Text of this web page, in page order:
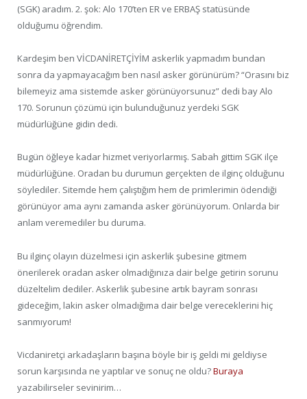
(SGK) aradım. 2. şok: Alo 170’ten ER ve ERBAŞ statüsünde
olduğumu öğrendim.
Kardeşim ben VİCDANİRETÇİYİM askerlik yapmadım bundan
sonra da yapmayacağım ben nasıl asker görünürüm? “Orasını biz
bilemeyiz ama sistemde asker görünüyorsunuz” dedi bay Alo
170. Sorunun çözümü için bulunduğunuz yerdeki SGK
müdürlüğüne gidin dedi.
Bugün öğleye kadar hizmet veriyorlarmış. Sabah gittim SGK ilçe
müdürlüğüne. Oradan bu durumun gerçekten de ilginç olduğunu
söylediler. Sitemde hem çalıştığım hem de primlerimin ödendiği
görünüyor ama aynı zamanda asker görünüyorum. Onlarda bir
anlam veremediler bu duruma.
Bu ilginç olayın düzelmesi için askerlik şubesine gitmem
önerilerek oradan asker olmadığınıza dair belge getirin sorunu
düzeltelim dediler. Askerlik şubesine artık bayram sonrası
gideceğim, lakin asker olmadığıma dair belge vereceklerini hiç
sanmıyorum!
Vicdaniretçi arkadaşların başına böyle bir iş geldi mi geldiyse
sorun karşısında ne yaptılar ve sonuç ne oldu?Buraya
yazabilirseler sevinirim…